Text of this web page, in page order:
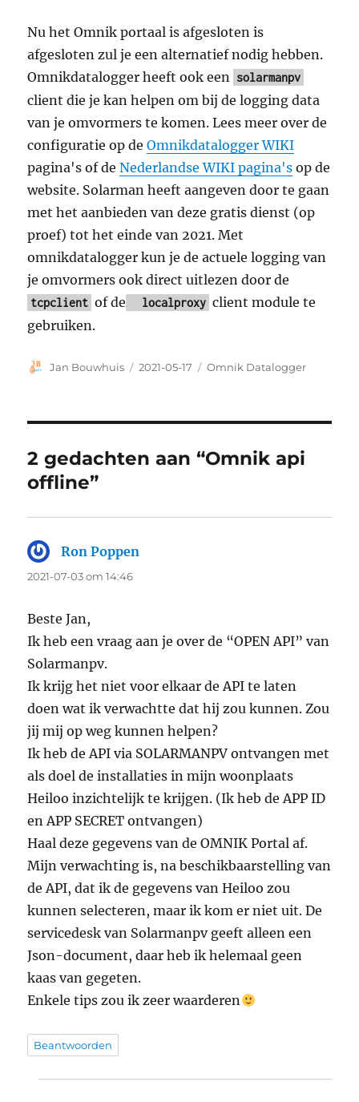
Nu het Omnik portaal is afgesloten is
afgesloten zul je een alternatief nodig hebben.
Omnikdatalogger heeft ook een solarmanpv
client die je kan helpen om bij de logging data
van je omvormers te komen. Lees meer over de
configuratie op deOmnikdatalogger WIKI
pagina's of deNederlandse WIKI pagina's op de
website. Solarman heeft aangeven door te gaan
met het aanbieden van deze gratis dienst (op
proef) tot het einde van 2021. Met
omnikdatalogger kun je de actuele logging van
je omvormers ook direct uitlezen door de
tcpclient of de localproxy client module te
gebruiken.
Auteur
Jan Bouwhuis
Geplaatst
2021-05-17 Categorieën
Omnik Datalogger
2 gedachten aan “Omnik api
offline”
Ron Poppen
2021-07-03 om 14:46
Beste Jan,
Ik heb een vraag aan je over de “OPEN API” van
Solarmanpv.
Ik krijg het niet voor elkaar de API te laten
doen wat ik verwachtte dat hij zou kunnen. Zou
jij mij op weg kunnen helpen?
Ik heb de API via SOLARMANPV ontvangen met
als doel de installaties in mijn woonplaats
Heiloo inzichtelijk te krijgen. (Ik heb de APP ID
en APP SECRET ontvangen)
Haal deze gegevens van de OMNIK Portal af.
Mijn verwachting is, na beschikbaarstelling van
de API, dat ik de gegevens van Heiloo zou
kunnen selecteren, maar ik kom er niet uit. De
servicedesk van Solarmanpv geeft alleen een
Json-document, daar heb ik helemaal geen
kaas van gegeten.
Enkele tips zou ik zeer waarderen
Beantwoorden